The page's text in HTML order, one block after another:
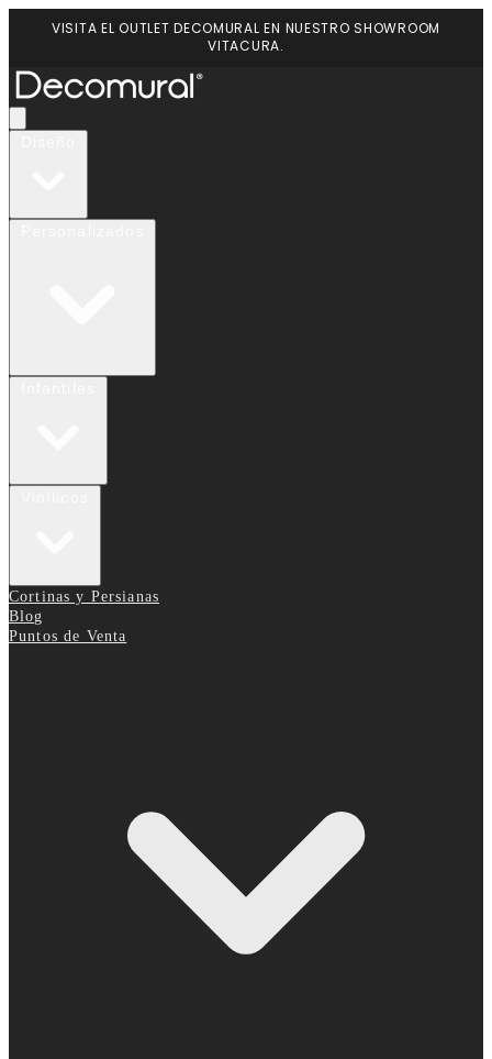
VISITA EL OUTLET DECOMURAL EN NUESTRO SHOWROOM
VITACURA.
Cortinas y Persianas
Blog
Puntos de Venta